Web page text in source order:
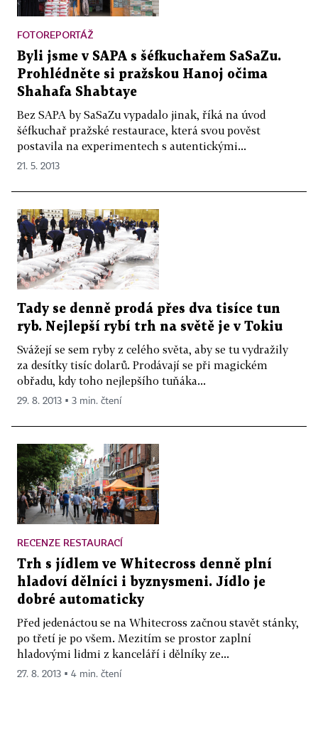
FOTOREPORTÁŽ
Byli jsme v SAPA s šéfkuchařem SaSaZu.
Prohlédněte si pražskou Hanoj očima
Shahafa Shabtaye
Bez SAPA by SaSaZu vypadalo jinak, říká na úvod
šéfkuchař pražské restaurace, která svou pověst
postavila na experimentech s autentickými...
21. 5. 2013
Tady se denně prodá přes dva tisíce tun
ryb. Nejlepší rybí trh na světě je v Tokiu
Svážejí se sem ryby z celého světa, aby se tu vydražily
za desítky tisíc dolarů. Prodávají se při magickém
obřadu, kdy toho nejlepšího tuňáka...
29. 8. 2013 ▪ 3 min. čtení
RECENZE RESTAURACÍ
Trh s jídlem ve Whitecross denně plní
hladoví dělníci i byznysmeni. Jídlo je
dobré automaticky
Před jedenáctou se na Whitecross začnou stavět stánky,
po třetí je po všem. Mezitím se prostor zaplní
hladovými lidmi z kanceláří i dělníky ze...
27. 8. 2013 ▪ 4 min. čtení